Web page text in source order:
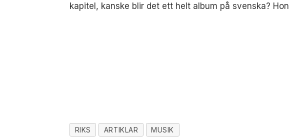
kapitel, kanske blir det ett helt album på svenska?
RIKS ARTIKLAR MUSIK